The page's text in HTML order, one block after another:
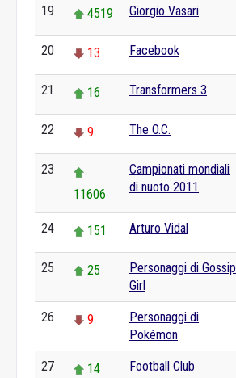
19 4519 Giorgio Vasari
20 13 Facebook
21 16 Transformers 3
22 9 The O.C.
23
11606
Campionati mondiali
di nuoto 2011
24 151 Arturo Vidal
25 25
Personaggi di Gossip
Girl
26 9
Personaggi di
Pokémon
27 14
Football Club